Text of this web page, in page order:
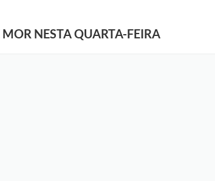
NESTA QUARTA-FEIRA